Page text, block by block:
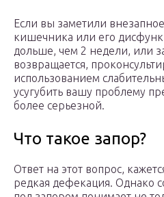
Если вы заметили
кишечника или его
дольше, чем 2 недели, или
возвращается,
использованием
усугубить вашу проблему
более серьезной.
Что такое запор?
Ответ на этот вопрос,
редкая дефекация. Однако